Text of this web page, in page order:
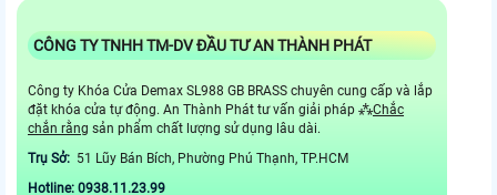
CÔNG TY TNHH TM-DV ĐẦU TƯ AN THÀNH PHÁT
Công ty Khóa Cửa Demax SL988 GB BRASS chuyên cung cấp và lắp
đặt khóa cửa tự động. An Thành Phát tư vấn giải pháp ⁂Chắc
chắn rằng sản phẩm chất lượng sử dụng lâu dài.
Trụ Sở: 51 Lũy Bán Bích, Phường Phú Thạnh, TP.HCM
Hotline: 0938.11.23.99